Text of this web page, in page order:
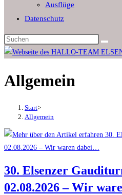
Ausflüge
Datenschutz
Diese
Website
Allgemein
Start>
Allgemein
30. Elsenzer
02.08.2026 – Wir